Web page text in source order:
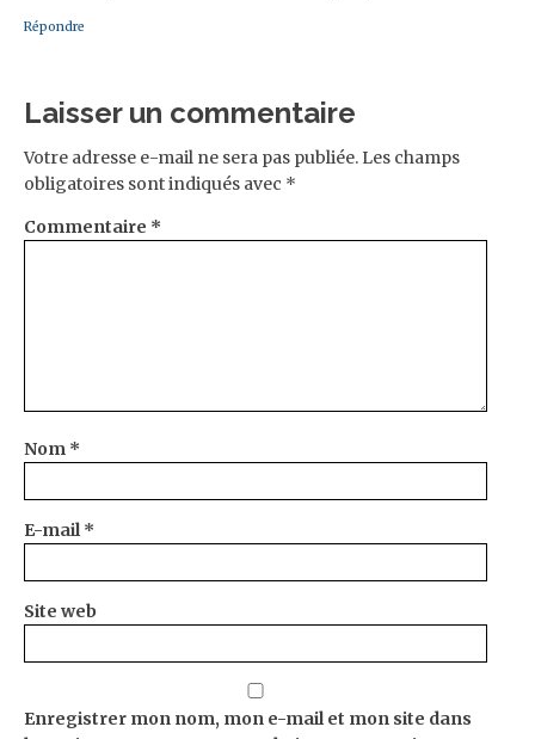
Répondre
Laisser un commentaire
Votre adresse e-mail ne sera pas publiée. Les champs
obligatoires sont indiqués avec *
Commentaire *
Nom *
E-mail*
Site web
Enregistrer mon nom, mon e-mail et mon site dans